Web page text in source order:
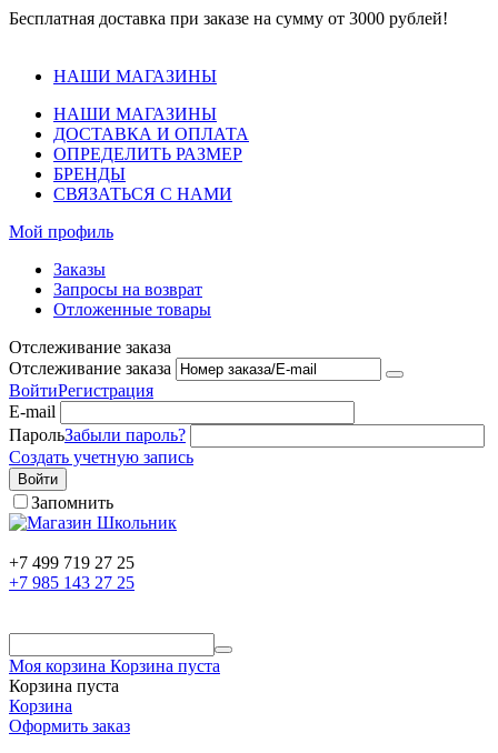
Бесплатная доставка при заказе на сумму от 3000 рублей!
НАШИ МАГАЗИНЫ
НАШИ МАГАЗИНЫ
ДОСТАВКА И ОПЛАТА
ОПРЕДЕЛИТЬ РАЗМЕР
БРЕНДЫ
СВЯЗАТЬСЯ С НАМИ
Мой профиль
Заказы
Запросы на возврат
Отложенные товары
Отслеживание заказа
Отслеживание заказа
ВойтиРегистрация
E-mail
ПарольЗабыли пароль?
Создать учетную запись
Войти
Запомнить
+7 499 719 27 25
+7 985 143 27 25
Моя корзина Корзина пуста
Корзина пуста
Корзина
Оформить заказ